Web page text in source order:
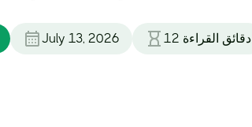
July 13, 2026 12 دقائق القراءة